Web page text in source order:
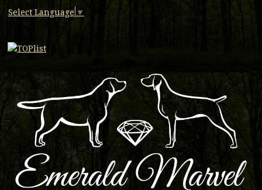
Select Language ▼